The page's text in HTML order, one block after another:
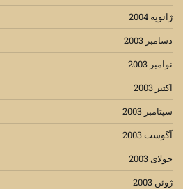
ژانویه 2004
دسامبر 2003
نوامبر 2003
اکتبر 2003
سپتامبر 2003
آگوست 2003
جولای 2003
ژوئن 2003